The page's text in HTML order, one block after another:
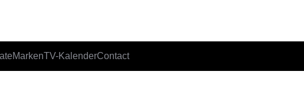
MarkenTV-KalenderContact